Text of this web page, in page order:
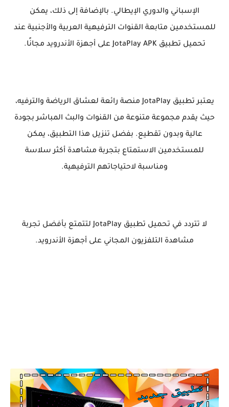
الإسباني والدوري الإيطالي. بالإضافة إلى ذلك، يمكن
للمستخدمين متابعة القنوات الترفيهية العربية والأجنبية عند
تحميل تطبيق JotaPlay APK على أجهزة الأندرويد مجانًا.
يعتبر تطبيق JotaPlay منصة رائعة لعشاق الرياضة والترفيه،
حيث يقدم مجموعة متنوعة من القنوات والبث المباشر بجودة
عالية وبدون تقطيع. بفضل تنزيل هذا التطبيق، يمكن
للمستخدمين الاستمتاع بتجربة مشاهدة أكثر سلاسة
ومناسبة لاحتياجاتهم الترفيهية.
لا تتردد في تحميل تطبيق JotaPlay لتتمتع بأفضل تجربة
مشاهدة التلفزيون المجاني على أجهزة الأندرويد.